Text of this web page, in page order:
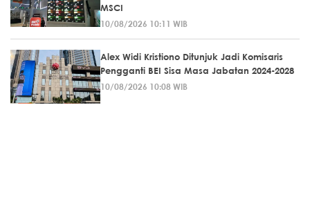
MSCI
10/08/2026 10:11 WIB
Alex Widi Kristiono Ditunjuk Jadi Komisaris
Pengganti BEI Sisa Masa Jabatan 2024-2028
10/08/2026 10:08 WIB